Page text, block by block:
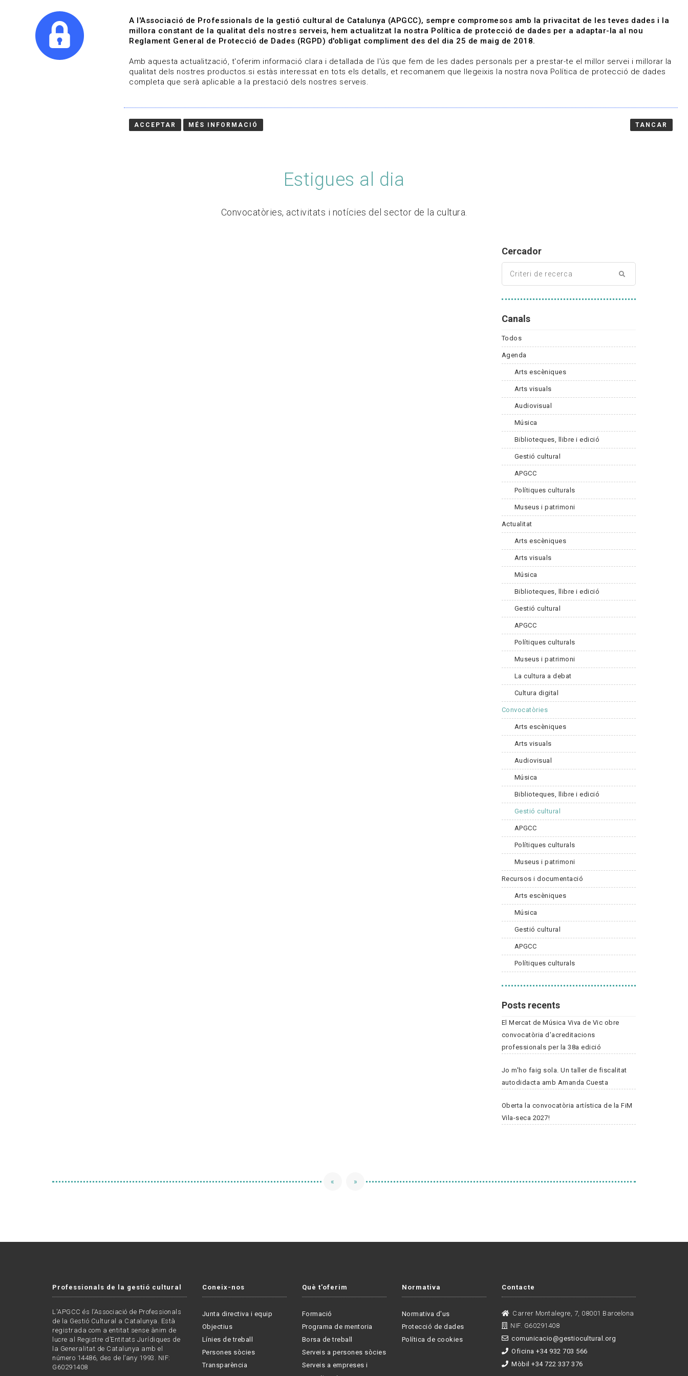
Qui som Línies de treball Projectes Serveis A qui representem Contacte
Estigues al dia
Convocatòries, activitats i notícies del sector de la cultura.
Cercador
Canals
Todos
Agenda
Arts escèniques
Arts visuals
Audiovisual
Música
Biblioteques, llibre i edició
Gestió cultural
APGCC
Polítiques culturals
Museus i patrimoni
Actualitat
Arts escèniques
Arts visuals
Música
Biblioteques, llibre i edició
Gestió cultural
APGCC
Polítiques culturals
Museus i patrimoni
La cultura a debat
Cultura digital
Convocatòries
Arts escèniques
Arts visuals
Audiovisual
Música
Biblioteques, llibre i edició
Gestió cultural
APGCC
Polítiques culturals
Museus i patrimoni
Recursos i documentació
Arts escèniques
Música
Gestió cultural
APGCC
Polítiques culturals
Posts recents
El Mercat de Música Viva de Vic obre
convocatòria d'acreditacions
professionals per la 38a edició
Jo m'ho faig sola. Un taller de fiscalitat
autodidacta amb Amanda Cuesta
Oberta la convocatòria artística de la FiM
Vila-seca 2027!
« »
Professionals de la gestió cultural
L'APGCC és l’Associació de Professionals
de la Gestió Cultural a Catalunya. Està
registrada com a entitat sense ànim de
lucre al Registre d’Entitats Jurídiques de
la Generalitat de Catalunya amb el
número 14486, des de l’any 1993. NIF:
G60291408
Coneix-nos
Junta directiva i equip
Objectius
Línies de treball
Persones sòcies
Transparència
Què t'oferim
Formació
Programa de mentoria
Borsa de treball
Serveis a persones sòcies
Serveis a empreses i
Normativa
Normativa d'us
Protecció de dades
Política de cookies
Contacte
Carrer Montalegre, 7, 08001 Barcelona
NIF. G60291408
comunicacio@gestiocultural.org
Oficina +34 932 703 566
Mòbil +34 722 337 376
A l'Associació de Professionals de la gestió cultural de Catalunya (APGCC), sempre compromesos amb la privacitat de les teves dades i la
millora constant de la qualitat dels nostres serveis, hem actualitzat la nostra Política de protecció de dades per a adaptar-la al nou
Reglament General de Protecció de Dades (RGPD) d'obligat compliment des del dia 25 de maig de 2018.
Amb aquesta actualització, t'oferim informació clara i detallada de l'ús que fem de les dades personals per a prestar-te el millor servei i millorar la
qualitat dels nostres productos.si estàs interessat en tots els detalls, et recomanem que llegeixis la nostra nova Política de protecció de dades
completa que serà aplicable a la prestació dels nostres serveis.
ACCEPTAR MÉS INFORMACIÓ TANCAR